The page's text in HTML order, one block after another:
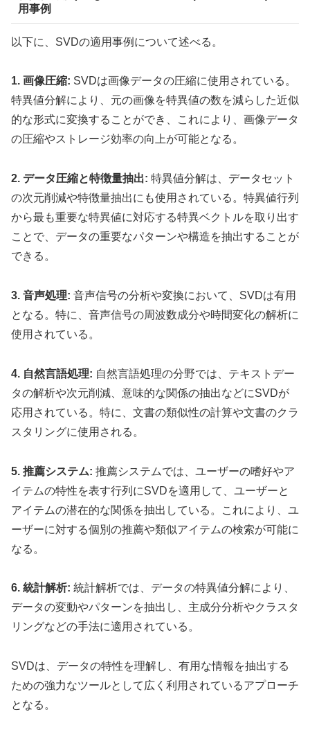
用事例
以下に、SVDの適用事例について述べる。
1. 画像圧縮: SVDは画像データの圧縮に使用されている。
特異値分解により、元の画像を特異値の数を減らした近似
的な形式に変換することができ、これにより、画像データ
の圧縮やストレージ効率の向上が可能となる。
2. データ圧縮と特徴量抽出: 特異値分解は、データセット
の次元削減や特徴量抽出にも使用されている。特異値行列
から最も重要な特異値に対応する特異ベクトルを取り出す
ことで、データの重要なパターンや構造を抽出することが
できる。
3. 音声処理: 音声信号の分析や変換において、SVDは有用
となる。特に、音声信号の周波数成分や時間変化の解析に
使用されている。
4. 自然言語処理: 自然言語処理の分野では、テキストデー
タの解析や次元削減、意味的な関係の抽出などにSVDが
応用されている。特に、文書の類似性の計算や文書のクラ
スタリングに使用される。
5. 推薦システム: 推薦システムでは、ユーザーの嗜好やア
イテムの特性を表す行列にSVDを適用して、ユーザーと
アイテムの潜在的な関係を抽出している。これにより、ユ
ーザーに対する個別の推薦や類似アイテムの検索が可能に
なる。
6. 統計解析: 統計解析では、データの特異値分解により、
データの変動やパターンを抽出し、主成分分析やクラスタ
リングなどの手法に適用されている。
SVDは、データの特性を理解し、有用な情報を抽出する
ための強力なツールとして広く利用されているアプローチ
となる。